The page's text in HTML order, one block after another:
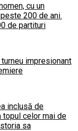
cu un
200 de ani.
de partituri
impresionant
inclusă de
topul celor mai de
sa